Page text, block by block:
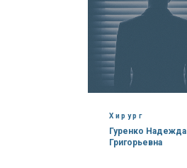
Хирург
Гуренко Надежда
Григорьевна